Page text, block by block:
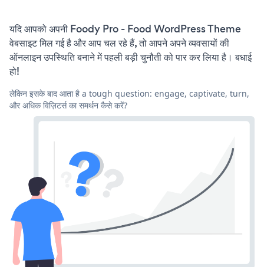
यदि आपको अपनी Foody Pro - Food WordPress Theme
वेबसाइट मिल गई है और आप चल रहे हैं, तो आपने अपने व्यवसायों की
ऑनलाइन उपस्थिति बनाने में पहली बड़ी चुनौती को पार कर लिया है। बधाई
हो!
लेकिन इसके बाद आता है a tough question: engage, captivate, turn,
और अधिक विज़िटर्स का समर्थन कैसे करें?